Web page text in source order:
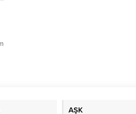
AŞK